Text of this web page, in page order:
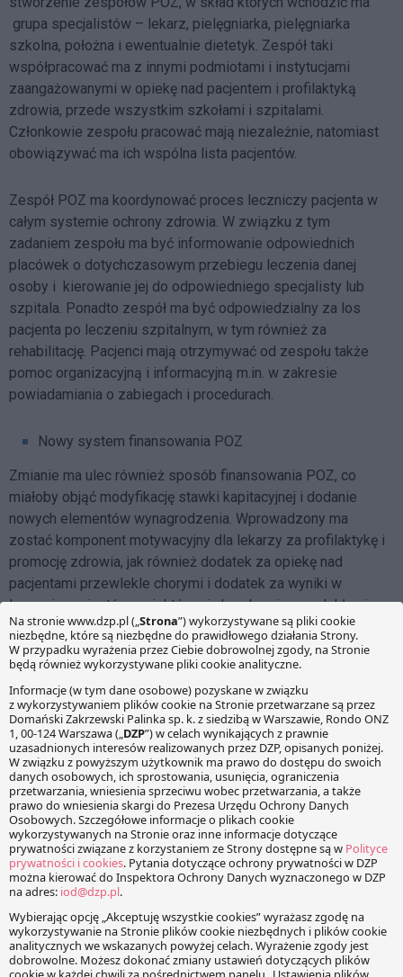
grupa specjalistów – lekarz, pielęgniarka, pielęgniarka
szkolna, położna i ewentualnie dietetyk. Zespół taki
współpracować ma z innymi podmiotami i instytucjami
zaangażowanymi w opiekę nad pacjentem i profilaktyką
zdrowia, przede wszystkim szkołami i szpitalami.
Członkowie zespołu pracować mają niezależnie, natomiast
obowiązywać ma ich wspólna lista pacjentów.
Zespół POZ ma koordynować proces leczniczy pacjenta w
całym systemie ochrony zdrowia. W związku z tym
zadaniem zespołu ma być informowanie odpowiednich
placówek o dotychczasowym przebiegu leczenia danej
osoby i kierowanie jej do odpowiedniego specjalisty lub
szpitala. Ponadto zespół ma być odpowiedzialny za los
pacjenta po leczeniu szpitalnym, w tym również za
rehabilitację. Pacjenci mają otrzymywać od zespołu także
pomoc organizacyjną i informacyjną m.in. w zakresie
powiadamiania o zabiegach i procedurach.
Nowy system finansowania POZ
Zmianie ma ulec również sposób finansowania POZ, co
miałoby objąć modyfikację stawki kapitacyjnej i dodanie
nowych elementów wynagrodzenia. Wprowadzony ma
zostać komponent motywacyjny dla lekarzy za profilaktykę i
promocję zdrowia, jak również dodatek za opiekę nad
pacjentami przewlekle chorymi i dodatek za wyniki w
leczeniu pacjentów z niektórymi chorobami przewlekłymi.
Ponadto przewiduje się wydzielenie części budżetu
powierzonego, przeznaczanej na dwa podstawowe zadania
realizowane przez POZ – badania diagnostyczne i
specjalistykę. Środki te mają być wypłacane za zrealizowane
badania i wizyty u lekarzy specjalistów i nie zasilą budżetu
POZ.
Utworzenie Urzędu Zdrowia Publicznego
Zgodnie z założeniami przedstawionymi przez Ministerstwo
szereg instytucji, które obecnie są odpowiedzialne za
zdrowie publiczne, zostanie połączony i funkcjonować
będzie jako Urząd Zdrowia Publicznego (UZP). W jego skład
mają wejść między innymi: Państwowa Inspekcja Sanitarna,
część profilaktyczna należąca do NFZ, Państwowa Agencja
Rozwiązywania Problemów Alkoholowych, Krajo­we Centrum